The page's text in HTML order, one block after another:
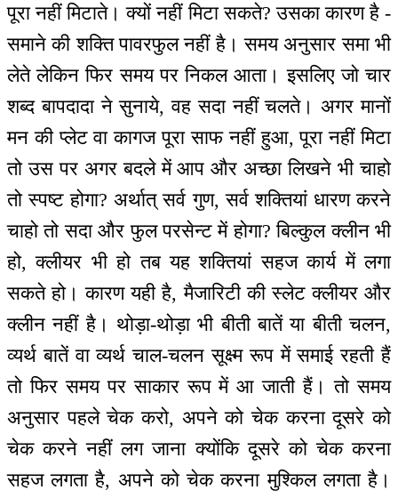
पूरा नहीं मिटाते। क्यों नहीं मिटा सकते? उसका कारण है -
समाने की शक्ति पावरफुल नहीं है। समय अनुसार समा भी
लेते लेकिन फिर समय पर निकल आता। इसलिए जो चार
शब्द बापदादा ने सुनाये, वह सदा नहीं चलते। अगर मानों
मन की प्लेट वा कागज पूरा साफ नहीं हुआ, पूरा नहीं मिटा
तो उस पर अगर बदले में आप और अच्छा लिखने भी चाहो
तो स्पष्ट होगा? अर्थात् सर्व गुण, सर्व शक्तियां धारण करने
चाहो तो सदा और फुल परसेन्ट में होगा? बिल्कुल क्लीन भी
हो, क्लीयर भी हो तब यह शक्तियां सहज कार्य में लगा
सकते हो। कारण यही है, मैजारिटी की स्लेट क्लीयर और
क्लीन नहीं है। थोड़ा-थोड़ा भी बीती बातें या बीती चलन,
व्यर्थ बातें वा व्यर्थ चाल-चलन सूक्ष्म रूप में समाई रहती हैं
तो फिर समय पर साकार रूप में आ जाती हैं। तो समय
अनुसार पहले चेक करो, अपने को चेक करना दूसरे को
चेक करने नहीं लग जाना क्योंकि दूसरे को चेक करना
सहज लगता है, अपने को चेक करना मुश्किल लगता है।